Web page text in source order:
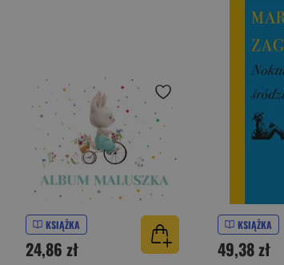
KSIĄŻKA
24,86 zł
KSIĄŻKA
49,38 zł